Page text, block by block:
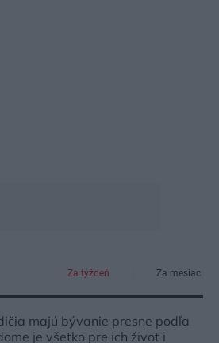
Za týždeň Za mesiac
majú bývanie presne podľa
je všetko pre ich život i